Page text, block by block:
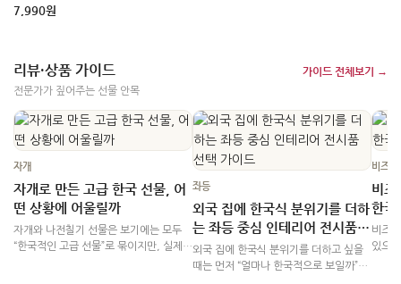
7,990원
리뷰·상품 가이드
전문가가 짚어주는 선물 안목
가이드 전체보기 →
자개
자개로 만든 고급 한국 선물, 어
떤 상황에 어울릴까
자개와 나전칠기 선물은 보기에는 모두
“한국적인 고급 선물”로 묶이지만, 실제로
좌등
외국 집에 한국식 분위기를 더하
는 좌등 중심 인테리어 전시품
선택 가이드
외국 집에 한국식 분위기를 더하고 싶을
때는 먼저 “얼마나 한국적으로 보일까”보
비즈
비즈
한국
비즈
있으